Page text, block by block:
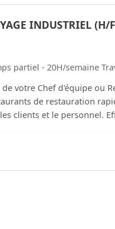
INDUSTRIEL (H/
partiel - 20H/semaine
votre Chef d'équipe ou
de restauration
sain